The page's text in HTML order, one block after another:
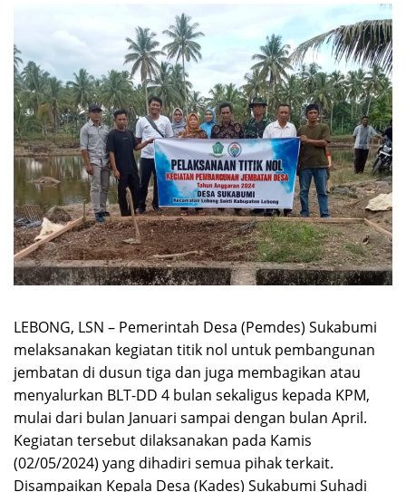
LEBONG, LSN – Pemerintah Desa (Pemdes) Sukabumi
melaksanakan kegiatan titik nol untuk pembangunan
jembatan di dusun tiga dan juga membagikan atau
menyalurkan BLT-DD 4 bulan sekaligus kepada KPM,
mulai dari bulan Januari sampai dengan bulan April.
Kegiatan tersebut dilaksanakan pada Kamis
(02/05/2024) yang dihadiri semua pihak terkait.
Disampaikan Kepala Desa (Kades) Sukabumi Suhadi